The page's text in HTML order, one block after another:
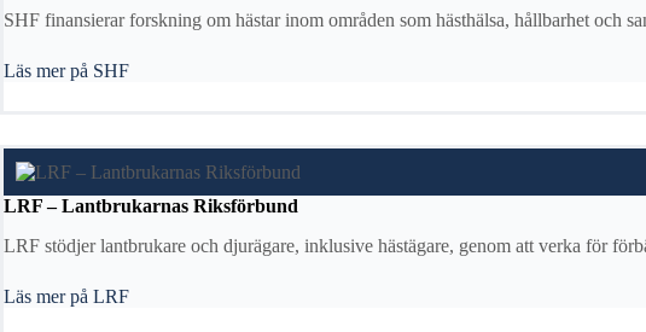
SHF finansierar forskning om hästar inom områden som hästhälsa, hållbarhet och
Läs mer på SHF
LRF – Lantbrukarnas Riksförbund
LRF stödjer lantbrukare och djurägare, inklusive hästägare, genom att verka för
Läs mer på LRF